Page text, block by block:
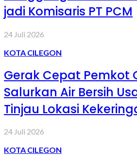
jadi Komisaris PT PCM
24 Juli 2026
KOTA CILEGON
Gerak Cepat Pemkot
Salurkan Air Bersih
Tinjau Lokasi
24 Juli 2026
KOTA CILEGON